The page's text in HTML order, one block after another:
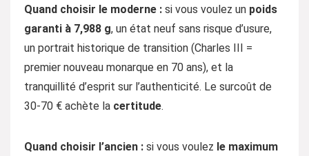
Quand choisir le moderne : si vous voulez un poids
garanti à 7,988 g, un état neuf sans risque d’usure,
un portrait historique de transition (Charles III =
premier nouveau monarque en 70 ans), et la
tranquillité d’esprit sur l’authenticité. Le surcoût de
30-70 € achète la certitude.
Quand choisir l’ancien : si vous voulez le maximum